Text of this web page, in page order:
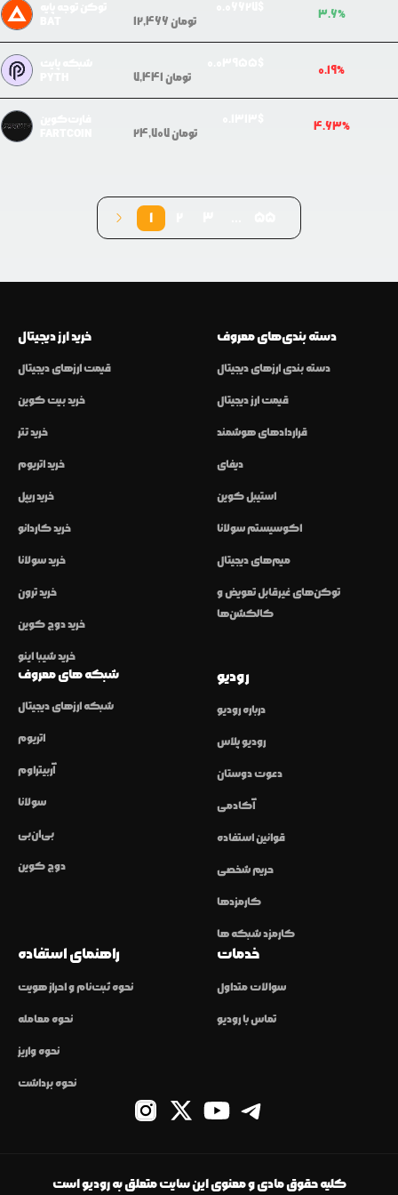
تومان12,466 3.6%
تومان7,441 0.19%
تومان 24,707 4.63%
1
خرید ارز دیجیتال
قیمت ارزهای دیجیتال
خرید بیت کوین
خرید تتر
خرید اتریوم
خرید ریپل
خرید کاردانو
خرید سولانا
خرید ترون
خرید دوج کوین
خرید شیبا اینو
دسته بندی‌های معروف
دسته بندی ارزهای دیجیتال
قیمت ارز دیجیتال
قراردادهای هوشمند
دیفای
استیبل کوین
اکوسیستم سولانا
میم‌های دیجیتال
توکن‌های غیرقابل تعویض و
کالکشن‌ها
شبکه های معروف
شبکه ارزهای دیجیتال
اتریوم
آربیتراوم
سولانا
بی‌ان‌بی
دوج کوین
رودیو
درباره رودیو
رودیو پلاس
دعوت دوستان
آکادمی
قوانین استفاده
حریم شخصی
کارمزدها
کارمزد شبکه ها
راهنمای استفاده
نحوه ثبت‌نام و احراز هویت
نحوه معامله
نحوه واریز
نحوه برداشت
خدمات
سوالات متداول
تماس با رودیو
کلیه حقوق مادی و معنوی این سایت متعلق به رودیو است